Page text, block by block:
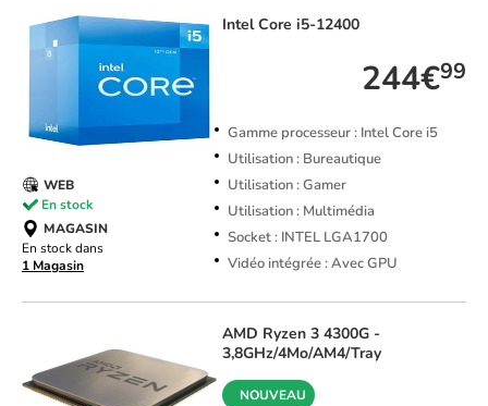
IntelCore i5-12400
244€99
Gamme processeur : Intel Core i5
Utilisation : Bureautique
Utilisation : Gamer
Utilisation : Multimédia
Socket : INTEL LGA1700
Vidéo intégrée : Avec GPU
WEB
En stock
MAGASIN
En stock dans
1 Magasin
AMD Ryzen 3 4300G -
3,8GHz/4Mo/AM4/Tray
NOUVEAU